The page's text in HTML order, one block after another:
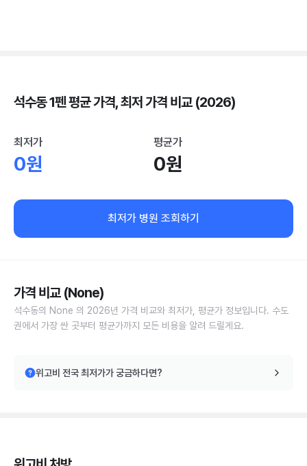
석수동 1펜 평균 가격, 최저 가격 비교 (2026)
최저가
0원
평균가
0원
최저가 병원 조회하기
가격 비교 (None)
석수동의 None 의 2026년 가격 비교와 최저가, 평균가 정보입니다. 수도
권에서 가장 싼 곳부터 평균가까지 모든 비용을 알려 드릴게요.
위고비 전국 최저가가 궁금하다면?